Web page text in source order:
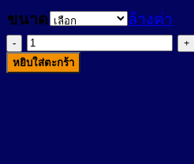
ขนาด
ล้างค่า
จำนวน
กระเป๋า
หยิบใส่ตะกร้า